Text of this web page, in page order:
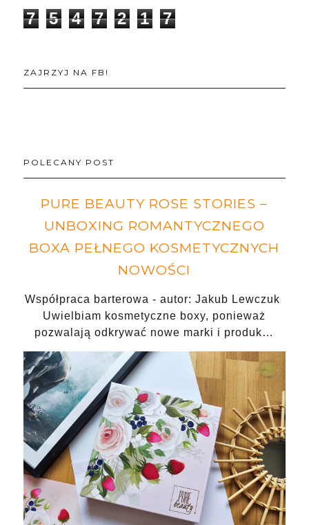
7 5 4 7 2 1 7
ZAJRZYJ NA FB!
POLECANY POST
PURE BEAUTY ROSE STORIES –
UNBOXING ROMANTYCZNEGO
BOXA PEŁNEGO KOSMETYCZNYCH
NOWOŚCI
Współpraca barterowa - autor: Jakub Lewczuk
Uwielbiam kosmetyczne boxy, ponieważ
pozwalają odkrywać nowe marki i produk…